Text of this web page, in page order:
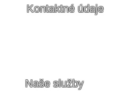
Kontaktné údaje
Naše služby